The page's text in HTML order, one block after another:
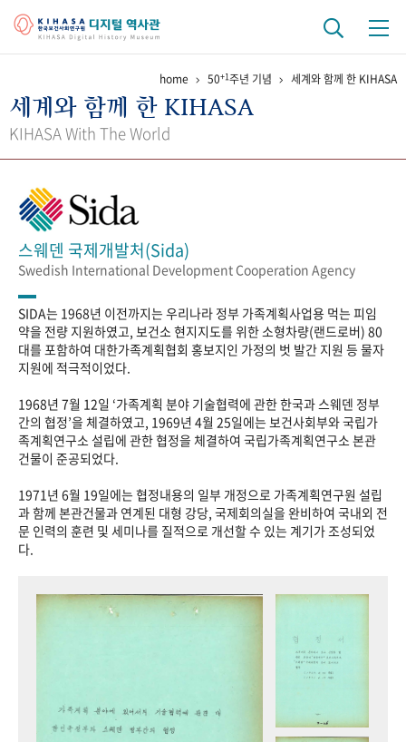
걸어온 길 기관 변천사 역대 기관장
정책과 연구 키워드로 보는 연구 역사
간행물 변천사
기록물 아카이브
사진 아카이브 문서 기록물 행정박물 영상 기록물
성과 50선 숫자로 보는 50년 50+1주년 광장
세계와 함께 한 KIHASA
VR 역사관
home 50+1주년 기념 세계와 함께 한 KIHASA
세계와 함께 한 KIHASA
KIHASA With The World
스웨덴 국제개발처(Sida)
Swedish International Development Cooperation Agency
SIDA는 1968년 이전까지는 우리나라 정부 가족계획사업용 먹는 피임
약을 전량 지원하였고, 보건소 현지지도를 위한 소형차량(랜드로버) 80
대를 포함하여 대한가족계획협회 홍보지인 가정의 벗 발간 지원 등 물자
지원에 적극적이었다.
1968년 7월 12일 ‘가족계획 분야 기술협력에 관한 한국과 스웨덴 정부
간의 협정’을 체결하였고, 1969년 4월 25일에는 보건사회부와 국립가
족계획연구소 설립에 관한 협정을 체결하여 국립가족계획연구소 본관
건물이 준공되었다.
1971년 6월 19일에는 협정내용의 일부 개정으로 가족계획연구원 설립
과 함께 본관건물과 연계된 대형 강당, 국제회의실을 완비하여 국내외 전
문 인력의 훈련 및 세미나를 질적으로 개선할 수 있는 계기가 조성되었
다.